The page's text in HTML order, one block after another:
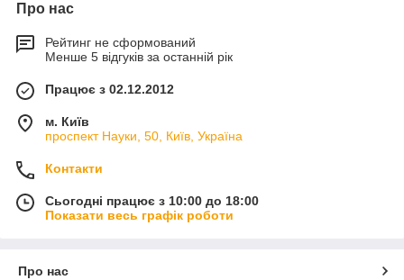
Про нас
Рейтинг не сформований
Менше 5 відгуків за останній рік
Працює з 02.12.2012
м. Київ
проспект Науки, 50, Київ, Україна
Контакти
Сьогодні працює з 10:00 до 18:00
Показати весь графік роботи
Про нас